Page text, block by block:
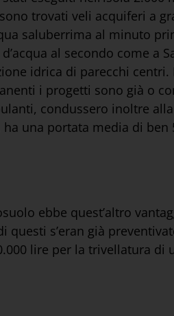
trovati veli acquiferi a
saluberrima al minuto
al secondo come a
idrica di parecchi
i progetti sono già o
condussero inoltre
una portata media di ben
ebbe quest’altro
s’eran già
lire per la trivellatura di